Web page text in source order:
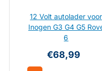
12 Volt autolader voor
Inogen G3 G4 G5
6
€68,99